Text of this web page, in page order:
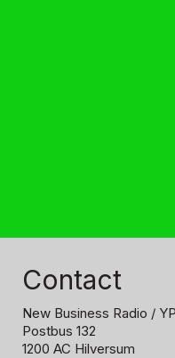
Contact
New Business Radio /
Postbus 132
1200 AC Hilversum